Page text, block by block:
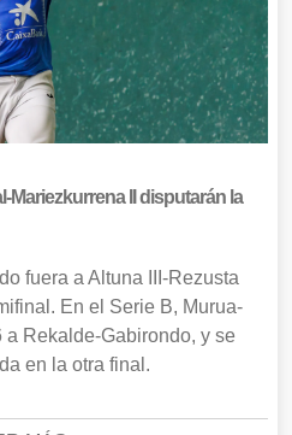
Mariezkurrena II disputarán la
fuera a Altuna III-Rezusta
En el Serie B, Murua-
Rekalde-Gabirondo, y se
en la otra final.